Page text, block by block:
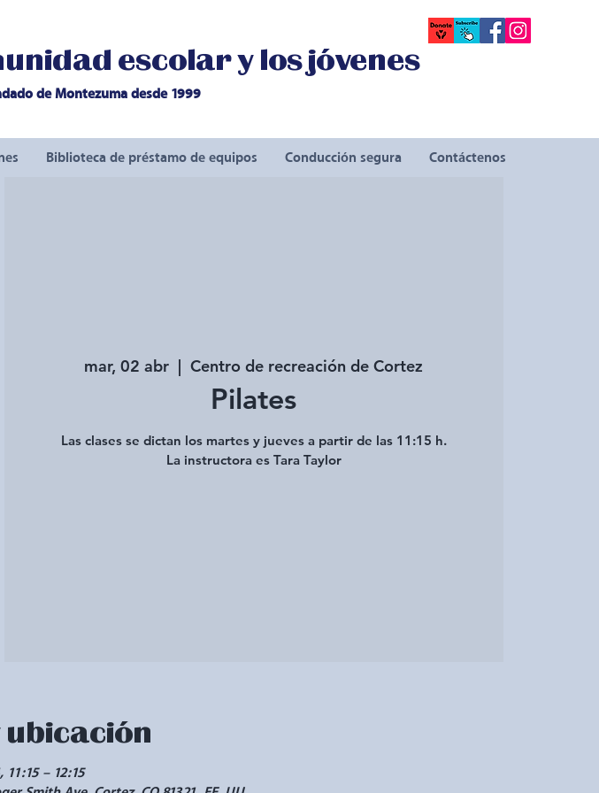
escolar y los jóvenes
de Montezuma desde 1999
Biblioteca de préstamo de equipos Conducción segura Contáctenos
mar, 02 abr
  |
Centro de recreación de Cortez
Pilates
Las clases se dictan los martes y jueves a partir de las 11:15 h.
La instructora es Tara Taylor
– 12:15